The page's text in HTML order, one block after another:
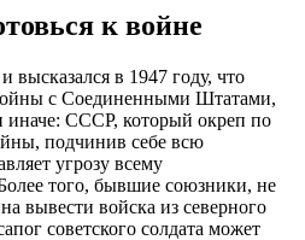
к войне
в 1947 году, что
с Соединенными Штатами,
иначе: СССР, который окреп по
подчинив себе всю
угрозу всему
того, бывшие союзники, не
вывести войска из северного
советского солдата может